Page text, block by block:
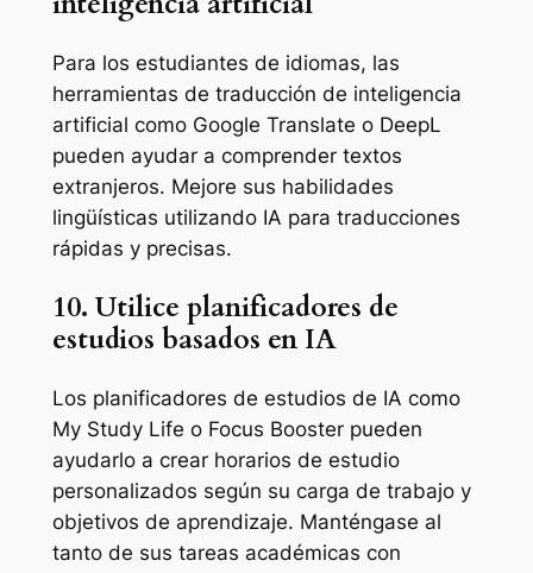
Para los estudiantes de idiomas, las
herramientas de traducción de inteligencia
artificial como Google Translate o DeepL
pueden ayudar a comprender textos
extranjeros. Mejore sus habilidades
lingüísticas utilizando IA para traducciones
rápidas y precisas.
10. Utilice planificadores de
estudios basados en IA
Los planificadores de estudios de IA como
My Study Life o Focus Booster pueden
ayudarlo a crear horarios de estudio
personalizados según su carga de trabajo y
objetivos de aprendizaje. Manténgase al
tanto de sus tareas académicas con